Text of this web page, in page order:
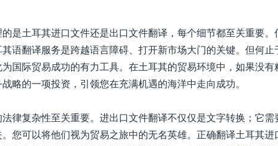
是土耳其进口文件还是出口文件翻译，每个细节都至关重要。
语翻译服务是跨越语言障碍、打开新市场大门的关键。但何
国际贸易成功的有力工具。在土耳其的贸易环境中，如果没
略的一项投资，引领您在充满机遇的海洋中走向成功。
律复杂性至关重要。进出口文件翻译不仅仅是文字转换；它
您可以将他们视为贸易之旅中的无名英雄。正确翻译土耳其进